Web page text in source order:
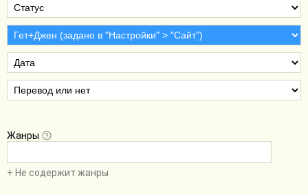
Жанры
+ Не содержит жанры